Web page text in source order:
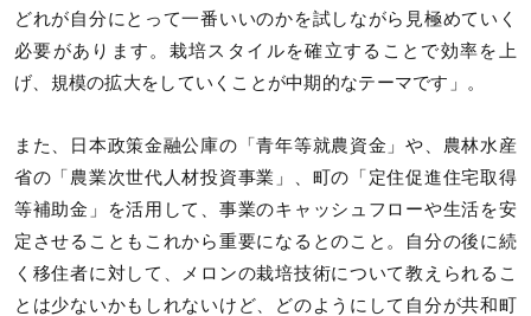
どれが自分にとって一番いいのかを試しながら見極めていく
必要があります。栽培スタイルを確立することで効率を上
げ、規模の拡大をしていくことが中期的なテーマです」。
また、日本政策金融公庫の「青年等就農資金」や、農林水産
省の「農業次世代人材投資事業」、町の「定住促進住宅取得
等補助金」を活用して、事業のキャッシュフローや生活を安
定させることもこれから重要になるとのこと。自分の後に続
く移住者に対して、メロンの栽培技術について教えられるこ
とは少ないかもしれないけど、どのようにして自分が共和町